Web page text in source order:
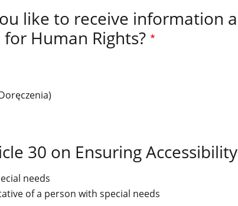
like to receive information
Human Rights?
30 on Ensuring
needs
of a person with special needs